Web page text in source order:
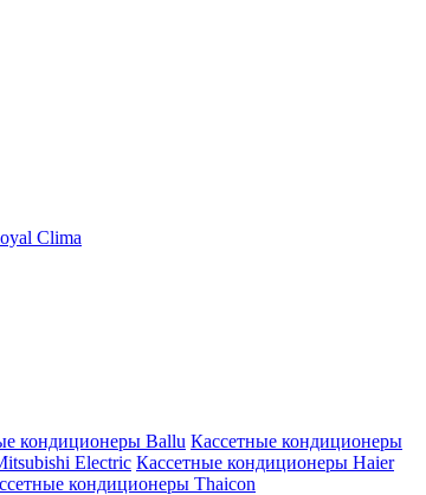
Clima
кондиционеры Ballu Кассетные кондиционеры
Electric Кассетные кондиционеры Haier
кондиционеры Thaicon